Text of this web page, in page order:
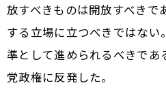
放すべきものは開放すべきで
する立場に立つべきではな
準として進められるべきであ
党政権に反発した。